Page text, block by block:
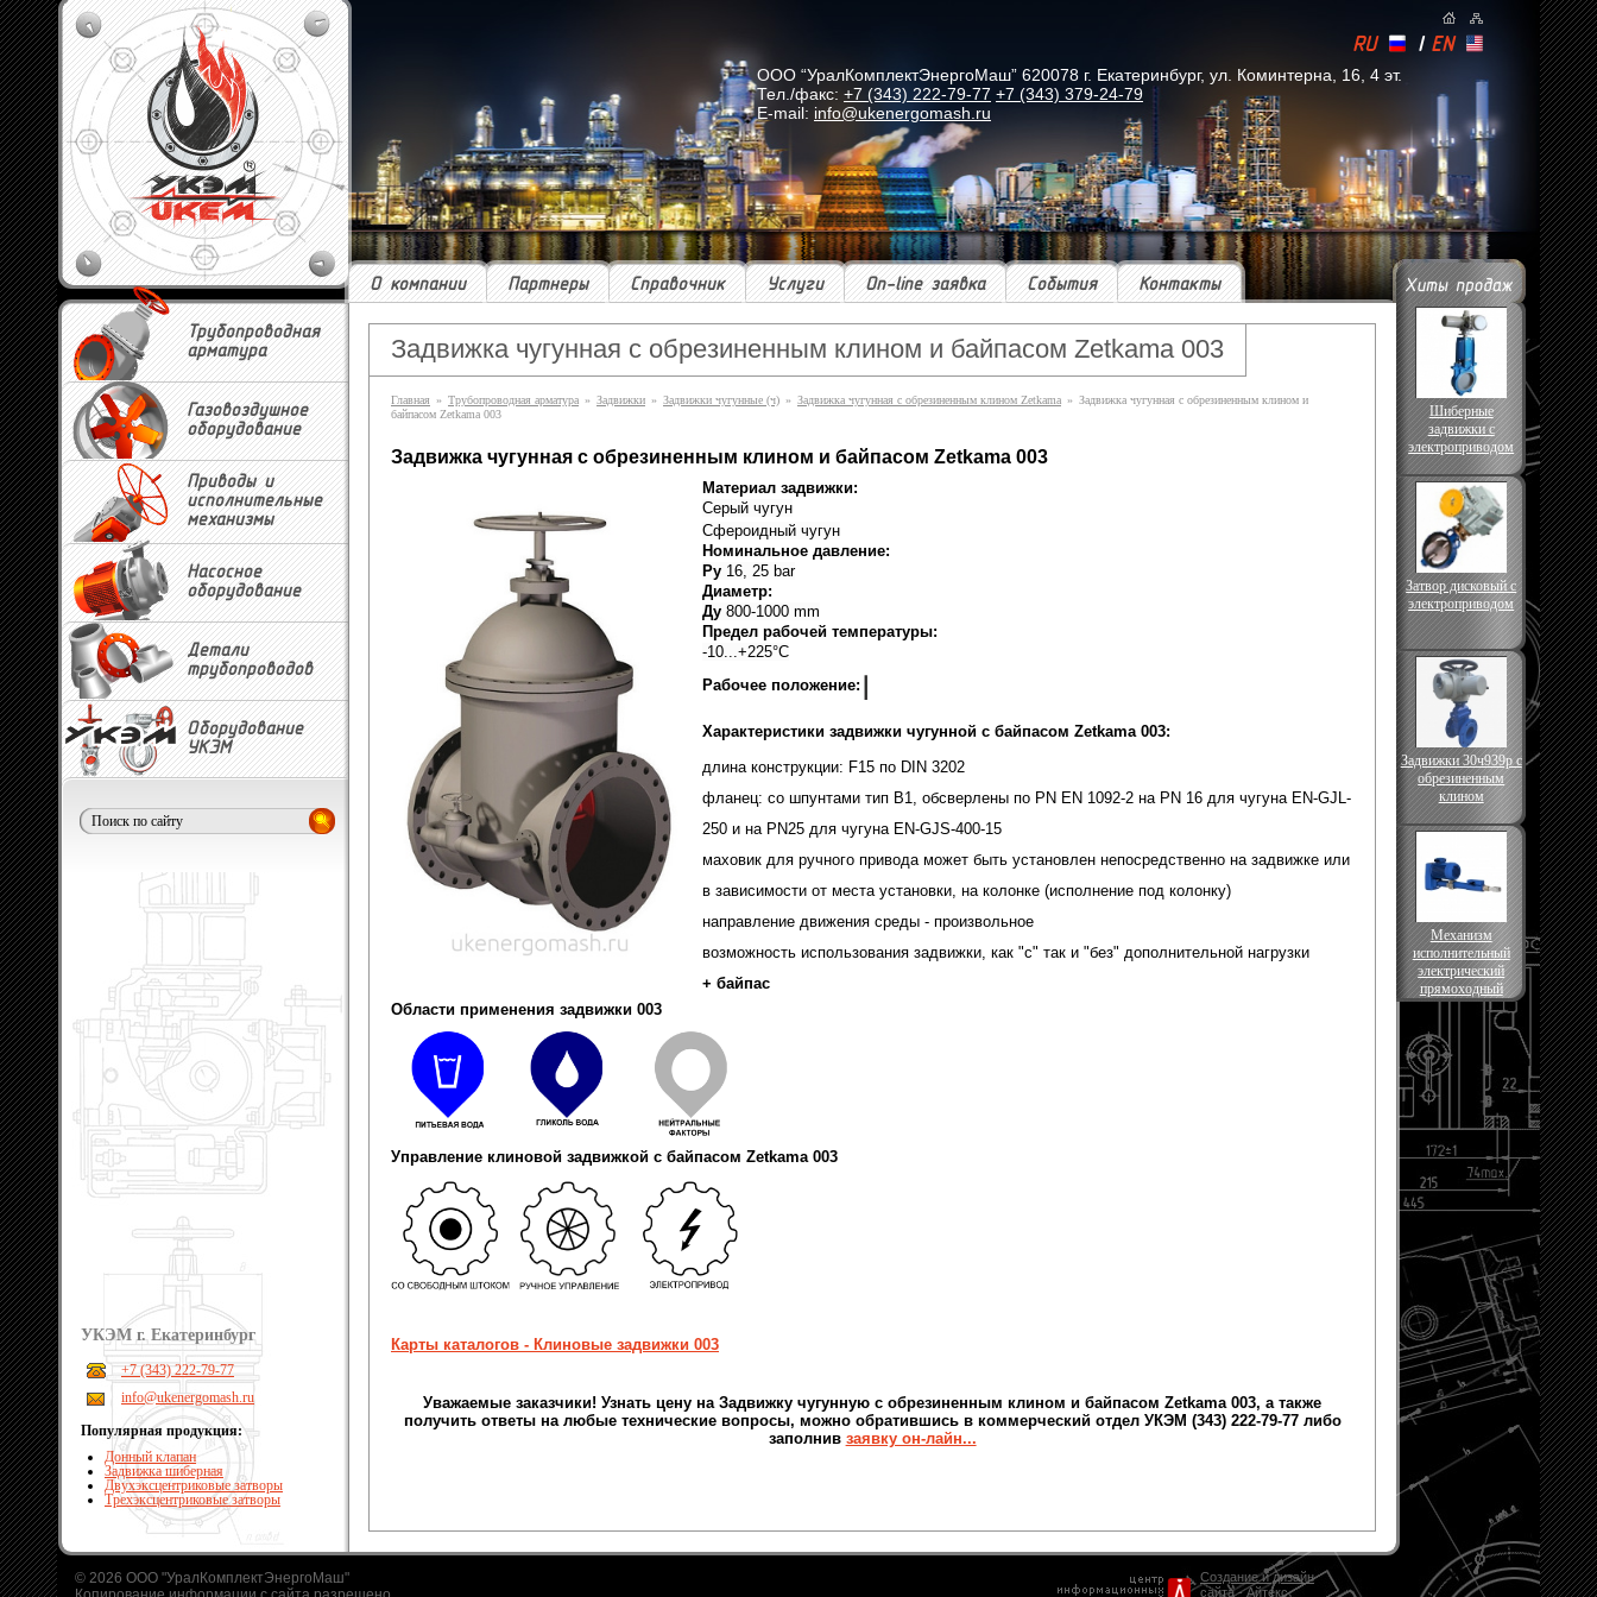
ООО “УралКомплектЭнергоМаш” 620078 г. Екатеринбург, ул. Коминтерна, 16, 4 эт.
Тел./факс: +7 (343) 222-79-77 +7 (343) 379-24-79
E-mail: info@ukenergomash.ru
RU | EN
О компании Партнеры Справочник Услуги On-line заявка События Контакты
Трубопроводная
арматура
Газовоздушное
оборудование
Приводы и
исполнительные
механизмы
Насосное
оборудование
Детали
трубопроводов
Оборудование
УКЭМ
Задвижка чугунная с обрезиненным клином и байпасом Zetkama 003
Главная » Трубопроводная арматура » Задвижки » Задвижки чугунные (ч) » Задвижка чугунная с обрезиненным клином Zetkama » Задвижка чугунная с обрезиненным клином и
байпасом Zetkama 003
Задвижка чугунная с обрезиненным клином и байпасом Zetkama 003
Материал задвижки:
Серый чугун
Сфероидный чугун
Номинальное давление:
Ру 16, 25 bar
Диаметр:
Ду 800-1000 mm
Предел рабочей температуры:
-10...+225°C
Рабочее положение:
Характеристики задвижки чугунной с байпасом Zetkama 003:
длина конструкции: F15 по DIN 3202
фланец: со шпунтами тип B1, обсверлены по PN EN 1092-2 на PN 16 для чугуна EN-GJL-
250 и на PN25 для чугуна EN-GJS-400-15
маховик для ручного привода может быть установлен непосредственно на задвижке или
в зависимости от места установки, на колонке (исполнение под колонку)
направление движения среды - произвольное
возможность использования задвижки, как "с" так и "без" дополнительной нагрузки
+ байпас
Области применения задвижки 003
Управление клиновой задвижкой с байпасом Zetkama 003
Карты каталогов - Клиновые задвижки 003
Уважаемые заказчики! Узнатьцену наЗадвижку чугунную с обрезиненным клином и байпасом Zetkama 003, а также
получить ответы на любые технические вопросы, можно обратившись в коммерческий отдел УКЭМ (343) 222-79-77 либо
заполнив заявку он-лайн...
Шиберные
задвижки с
электроприводом
Затвор дисковый с
электроприводом
Задвижки 30ч939р с
обрезиненным
клином
Механизм
исполнительный
электрический
прямоходный
УКЭМ г. Екатеринбург
+7 (343) 222-79-77
info@ukenergomash.ru
Популярная продукция:
Донный клапан
Задвижка шиберная
Двухэксцентриковые затворы
Трехэксцентриковые затворы
© 2026 ООО "УралКомплектЭнергоМаш"
Создание и дизайн
сайта- Айтекс